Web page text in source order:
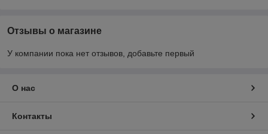
Отзывы о магазине
У компании пока нет отзывов, добавьте первый
О нас
Контакты